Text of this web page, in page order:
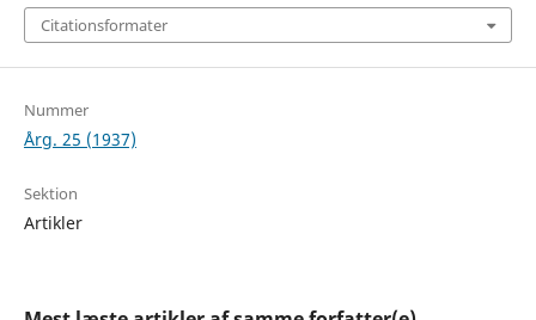
Citationsformater
Nummer
Årg. 25 (1937)
Sektion
Artikler